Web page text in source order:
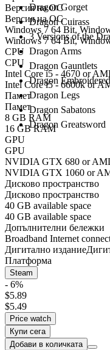
Dragon Gorget
Dragon Cuirass
3 Versions of the
Dragon Arms
Dragon Gauntlets
Dragon
Dragon Legs
Dragon Sabatons
Dragon Greatsword
Версия на ОС
Версия на ОС
Windows 7 64 Bit,
Windows 7 64 Bit,
CPU
CPU
Intel Core i5 - 4670 or
Intel Core i5 - 6600k or
Памет
Памет
8 GB RAM
16 GB RAM
GPU
GPU
NVIDIA GTX 680 or
NVIDIA GTX 1060 or
Дисково пространство
Дисково пространство
40 GB available space
40 GB available space
Допълнителни бележки
Broadband Internet
Дигитално издание
Платформа
Steam
- 6%
$5.89
$5.49
Price watch
Купи сега
Добави в количката